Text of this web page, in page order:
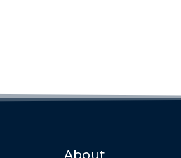
About